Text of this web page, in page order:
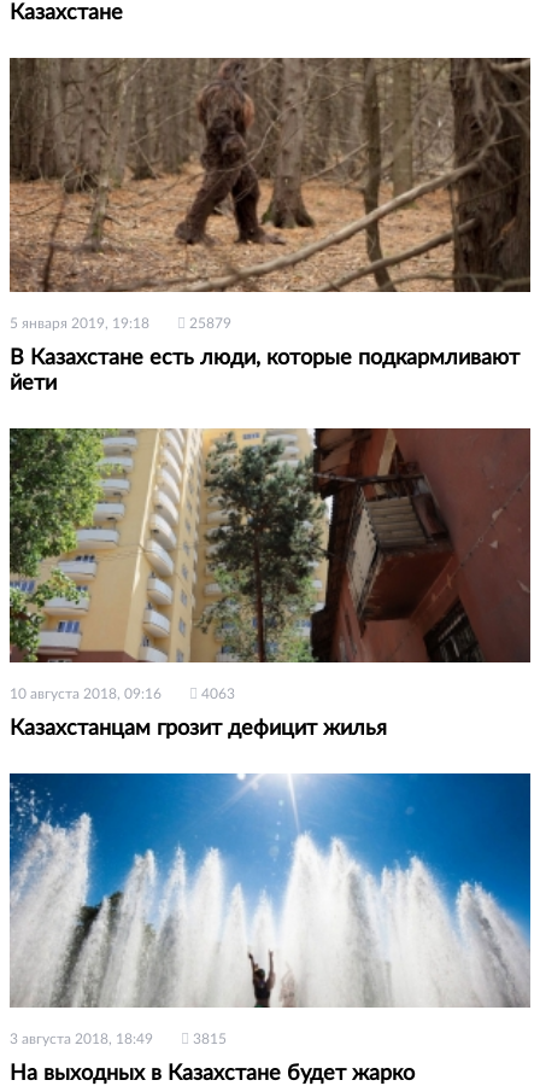
Казахстане
5 января 2019, 19:18 25879
В Казахстане есть люди, которые подкармливают
йети
10 августа 2018, 09:16 4063
Казахстанцам грозит дефицит жилья
3 августа 2018, 18:49 3815
На выходных в Казахстане будет жарко